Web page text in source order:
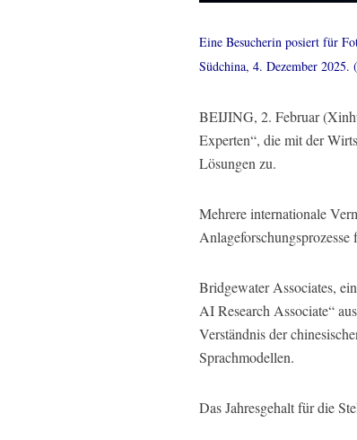
Eine Besucherin posiert für
Südchina, 4. Dezember 2025.
BEIJING, 2. Februar
Experten“, die mit der
Lösungen zu.
Mehrere internationale
Bridgewater Associates,
AI Research Associate“
Verständnis der
Sprachmodellen.
Das Jahresgehalt für die